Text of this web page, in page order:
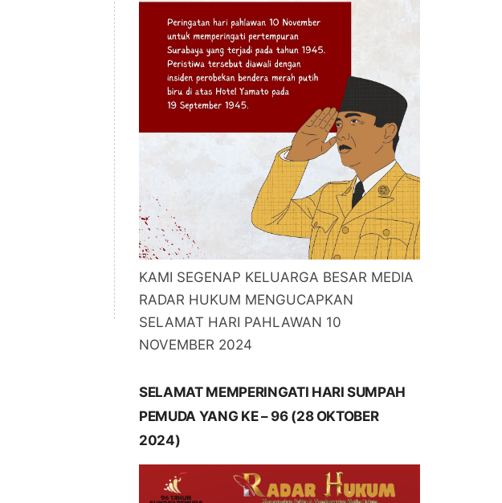
KAMI SEGENAP KELUARGA BESAR MEDIA
RADAR HUKUM MENGUCAPKAN
SELAMAT HARI PAHLAWAN 10
NOVEMBER 2024
SELAMAT MEMPERINGATI HARI SUMPAH
PEMUDA YANG KE – 96 (28 OKTOBER
2024)